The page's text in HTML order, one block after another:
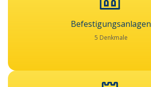
Befestigungsanlagen
5 Denkmale